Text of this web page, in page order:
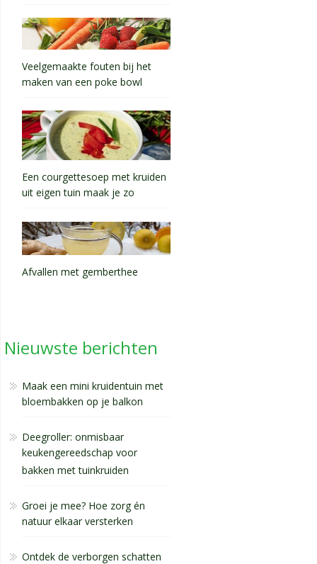
Veelgemaakte fouten bij het
maken van een poke bowl
Een courgettesoep met kruiden
uit eigen tuin maak je zo
Afvallen met gemberthee
Nieuwste berichten
Maak een mini kruidentuin met
bloembakken op je balkon
Deegroller: onmisbaar
keukengereedschap voor
bakken met tuinkruiden
Groei je mee? Hoe zorg én
natuur elkaar versterken
Ontdek de verborgen schatten